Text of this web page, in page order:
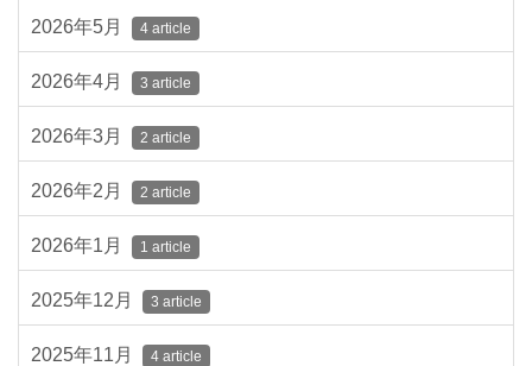
2026年5月 4 article
2026年4月 3 article
2026年3月 2 article
2026年2月 2 article
2026年1月 1 article
2025年12月 3 article
2025年11月 4 article